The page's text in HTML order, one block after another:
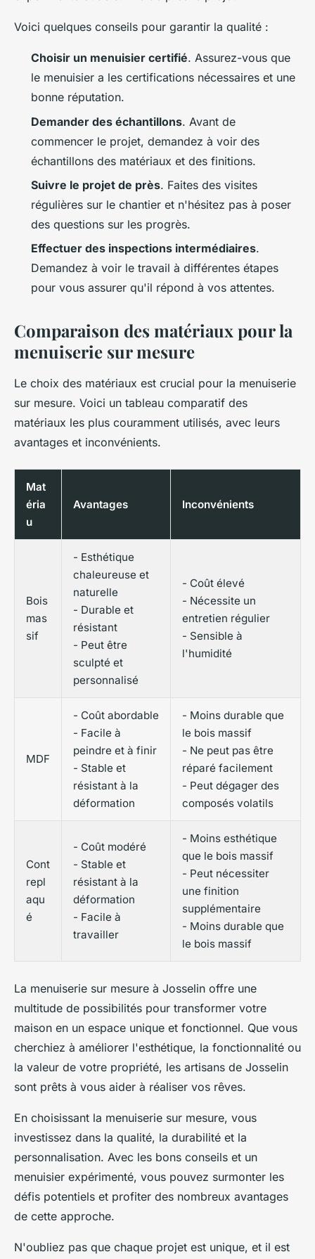
Voici quelques conseils pour garantir la qualité :
Choisir un menuisier certifié. Assurez-vous que
le menuisier a les certifications nécessaires et une
bonne réputation.
Demander des échantillons. Avant de
commencer le projet, demandez à voir des
échantillons des matériaux et des finitions.
Suivre le projet de près. Faites des visites
régulières sur le chantier et n'hésitez pas à poser
des questions sur les progrès.
Effectuer des inspections intermédiaires.
Demandez à voir le travail à différentes étapes
pour vous assurer qu'il répond à vos attentes.
Comparaison des matériaux pour la
menuiserie sur mesure
Le choix des matériaux est crucial pour la menuiserie
sur mesure. Voici un tableau comparatif des
matériaux les plus couramment utilisés, avec leurs
avantages et inconvénients.
Mat
éria
u
Avantages Inconvénients
Bois
mas
sif
- Esthétique
chaleureuse et
naturelle
- Durable et
résistant
- Peut être
sculpté et
personnalisé
- Coût élevé
- Nécessite un
entretien régulier
- Sensible à
l'humidité
MDF
- Coût abordable
- Facile à
peindre et à finir
- Stable et
résistant à la
déformation
- Moins durable que
le bois massif
- Ne peut pas être
réparé facilement
- Peut dégager des
composés volatils
Cont
repl
aqu
é
- Coût modéré
- Stable et
résistant à la
déformation
- Facile à
travailler
- Moins esthétique
que le bois massif
- Peut nécessiter
une finition
supplémentaire
- Moins durable que
le bois massif
La menuiserie sur mesure à Josselin offre une
multitude de possibilités pour transformer votre
maison en un espace unique et fonctionnel. Que vous
cherchiez à améliorer l'esthétique, la fonctionnalité ou
la valeur de votre propriété, les artisans de Josselin
sont prêts à vous aider à réaliser vos rêves.
En choisissant la menuiserie sur mesure, vous
investissez dans la qualité, la durabilité et la
personnalisation. Avec les bons conseils et un
menuisier expérimenté, vous pouvez surmonter les
défis potentiels et profiter des nombreux avantages
de cette approche.
N'oubliez pas que chaque projet est unique, et il est